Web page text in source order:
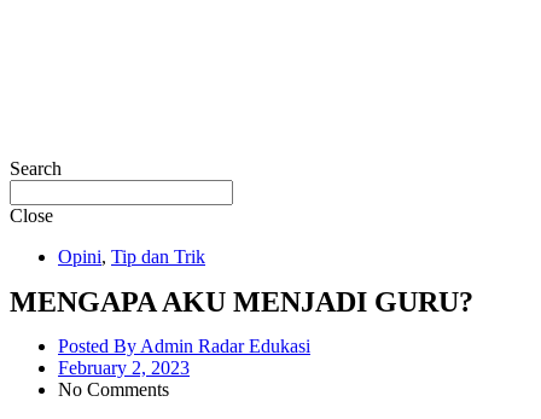
Search
Close
Opini, Tip dan Trik
MENGAPA AKU MENJADI GURU?
Posted By Admin Radar Edukasi
February 2, 2023
No Comments